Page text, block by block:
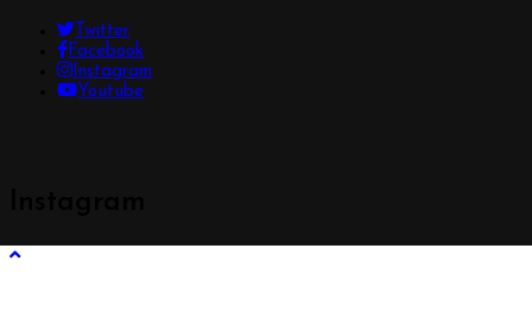
Twitter
Facebook
Instagram
Youtube